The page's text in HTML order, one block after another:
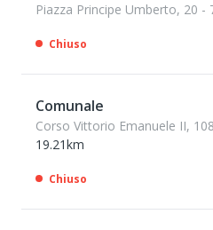
Piazza Principe Umberto, 20 -
Chiuso
Comunale
Corso Vittorio Emanuele II,
19.21km
Chiuso